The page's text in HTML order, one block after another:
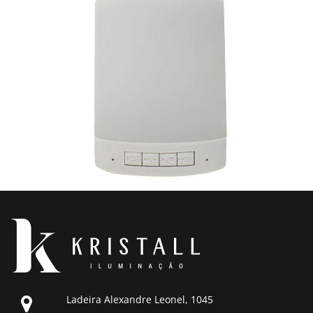
Ladeira Alexandre Leonel, 1045